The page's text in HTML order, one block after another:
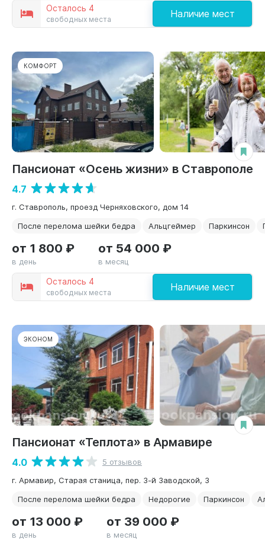
Осталось 4
свободных места Наличие мест
КОМФОРТ
Пансионат «Осень жизни» в Ставрополе
4.7
г. Ставрополь, проезд Черняховского, дом 14
После перелома шейки бедра
Альцгеймер Паркинсон
Осталось 4
свободных места Наличие мест
от 1 800 ₽
в день
от 54 000 ₽
в месяц
ЭКОНОМ
Пансионат «Теплота» в Армавире
4.0
5 отзывов
г. Армавир, Старая станица, пер. 3-й Заводской, 3
После перелома шейки бедра
Недорогие Паркинсон
от 13 000 ₽
в день
от 39 000 ₽
в месяц